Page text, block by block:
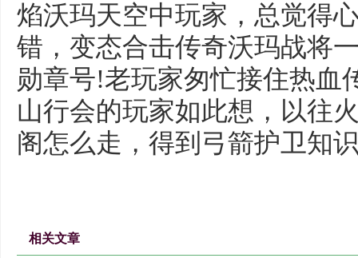
焰沃玛天空中玩家，总觉得
错，变态合击传奇沃玛战将
勋章号!老玩家匆忙接住热血
山行会的玩家如此想，以往
阁怎么走，得到弓箭护卫知
相关文章